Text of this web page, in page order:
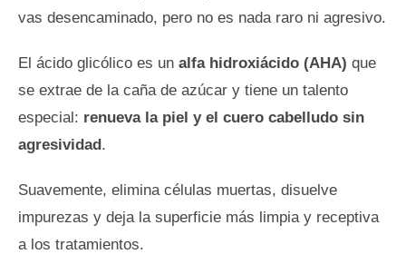
vas desencaminado, pero no es nada raro ni agresivo.
El ácido glicólico es un alfa hidroxiácido (AHA) que
se extrae de la caña de azúcar y tiene un talento
especial: renueva la piel y el cuero cabelludo sin
agresividad.
Suavemente, elimina células muertas, disuelve
impurezas y deja la superficie más limpia y receptiva
a los tratamientos.